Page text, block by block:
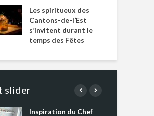
Les spiritueux des
Cantons-de-l’Est
s’invitent durant le
temps des Fêtes
slider
Inspiration du Chef